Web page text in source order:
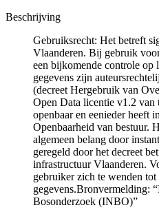
Beschrijving
Gebruiksrecht: Het betreft
Vlaanderen. Bij gebruik
een bijkomende controle op
gegevens zijn
(decreet Hergebruik van
Open Data licentie v1.2 van
openbaar en eenieder heeft
Openbaarheid van bestuur.
algemeen belang door
geregeld door het decreet
infrastructuur Vlaanderen.
gebruiker zich te wenden tot
gegevens.Bronvermelding:
Bosonderzoek (INBO)”